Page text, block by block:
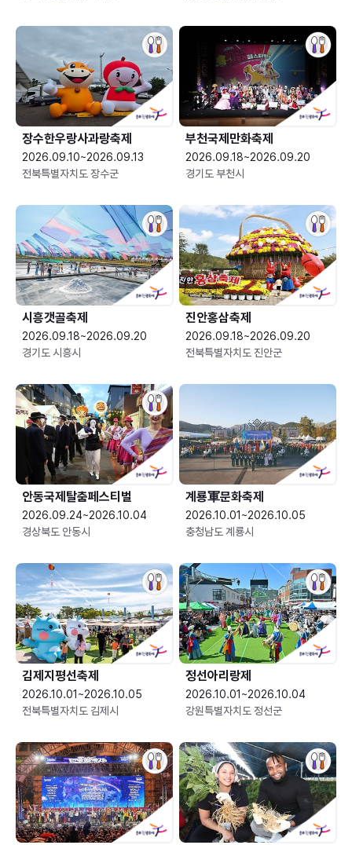
장수한우랑사과랑축제
2026.09.10~2026.09.13
전북특별자치도 장수군
부천국제만화축제
2026.09.18~2026.09.20
경기도 부천시
시흥갯골축제
2026.09.18~2026.09.20
경기도 시흥시
진안홍삼축제
2026.09.18~2026.09.20
전북특별자치도 진안군
안동국제탈춤페스티벌
2026.09.24~2026.10.04
경상북도 안동시
2026.10.01~2026.10.05
충청남도 계룡시
김제지평선축제
2026.10.01~2026.10.05
전북특별자치도 김제시
정선아리랑제
2026.10.01~2026.10.04
강원특별자치도 정선군